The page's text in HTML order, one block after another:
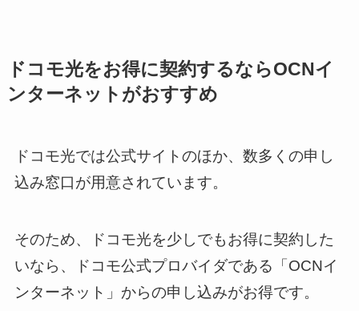
ドコモ光をお得に契約するならOCNイ
ンターネットがおすすめ
ドコモ光では公式サイトのほか、数多くの申し
込み窓口が用意されています。
そのため、ドコモ光を少しでもお得に契約した
いなら、ドコモ公式プロバイダである「OCNイ
ンターネット」からの申し込みがお得です。